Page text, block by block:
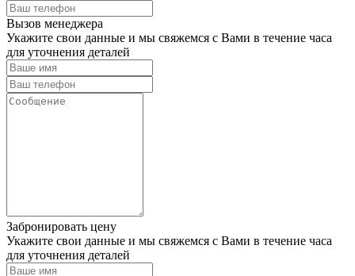
Вызов менеджера
Укажите свои данные и мы свяжемся с Вами в течение часа
для уточнения деталей
Забронировать цену
Укажите свои данные и мы свяжемся с Вами в течение часа
для уточнения деталей